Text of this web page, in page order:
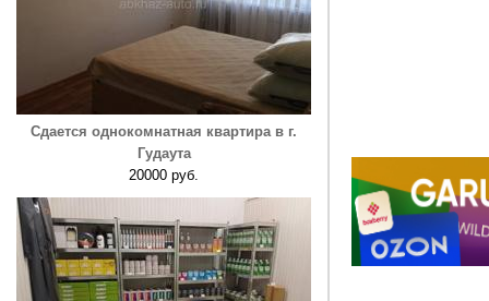
Сдается однокомнатная квартира в г.
Гудаута
20000 руб.